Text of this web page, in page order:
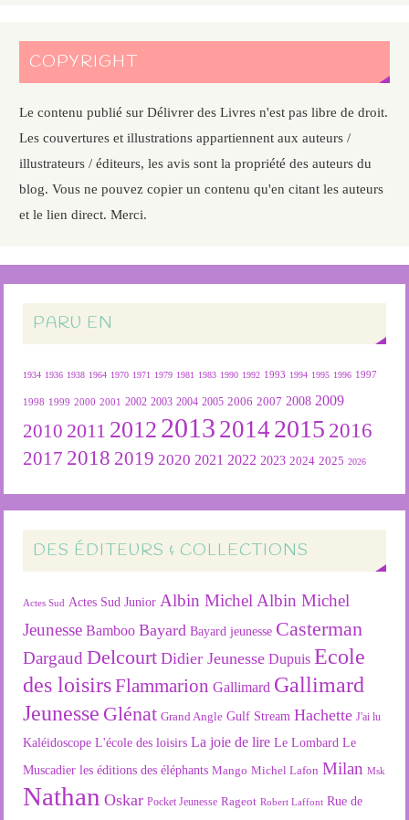
COPYRIGHT
Le contenu publié sur Délivrer des Livres n'est pas libre de droit.
Les couvertures et illustrations appartiennent aux auteurs /
illustrateurs / éditeurs, les avis sont la propriété des auteurs du
blog. Vous ne pouvez copier un contenu qu'en citant les auteurs
et le lien direct. Merci.
PARU EN
1934 1936 1938 1964 1970 1971 1979 1981 1983 1990 1992 1993 1994 1995 1996 1997
1998 1999 2000 2001 2002 2003 2004 2005 2006 2007 2008 2009
2010 2011 2012 2013 2014 2015 2016
2017 2018 2019 2020 2021 2022 2023 2024 2025 2026
DES ÉDITEURS & COLLECTIONS
Actes Sud Actes Sud Junior Albin Michel Albin Michel
Jeunesse Bamboo Bayard Bayard jeunesse Casterman
Dargaud Delcourt Didier Jeunesse Dupuis Ecole
des loisirsFlammarion Gallimard Gallimard
Jeunesse Glénat Grand Angle Gulf Stream Hachette J'ai lu
Kaléidoscope L'école des loisirs La joie de lire Le Lombard Le
Muscadier les éditions des éléphants Mango Michel Lafon Milan Msk
Nathan Oskar Pocket Jeunesse Rageot Robert Laffont Rue de